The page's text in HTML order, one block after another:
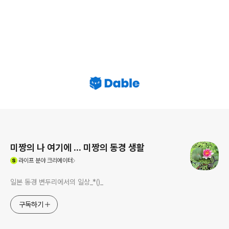
미짱의 나 여기에 ... 미짱의 동경 생활
라이프분야 크리에이터
일본 동경 변두리에서의 일상_*()_
구독하기